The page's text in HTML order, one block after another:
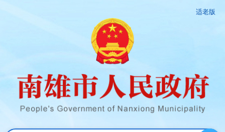
适老版